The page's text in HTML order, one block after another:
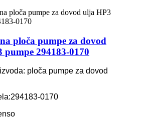
ploča pumpe za dovod
pumpe 294183-0170
ploča pumpe za dovod
294183-0170